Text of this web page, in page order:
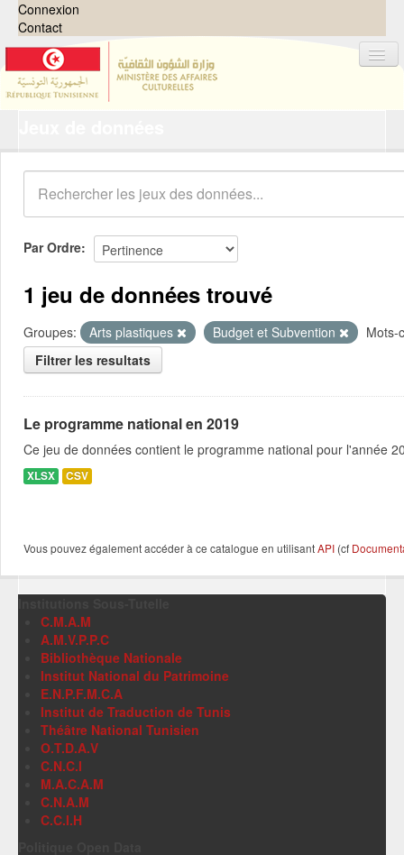
Connexion
Contact
Organisations
Groupes
Demandes 0
À propos
Par Ordre
1 jeu de données trouvé
Groupes: Arts plastiques Budget et Subvention
Mots-
Filtrer les resultats
Le programme national en 2019
Ce jeu de données contient le programme national pour l'année
XLSX CSV
Vous pouvez également accéder à ce catalogue en utilisantAPI (cf
C.M.A.M
A.M.V.P.P.C
Bibliothèque Nationale
Institut National du Patrimoine
E.N.P.F.M.C.A
Institut de Traduction de Tunis
Théâtre National Tunisien
O.T.D.A.V
C.N.C.I
M.A.C.A.M
C.N.A.M
C.C.I.H